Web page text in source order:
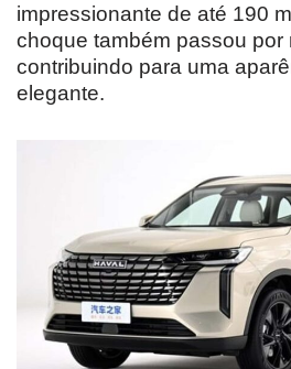
impressionante de até 190
choque também passou por
contribuindo para uma
elegante.